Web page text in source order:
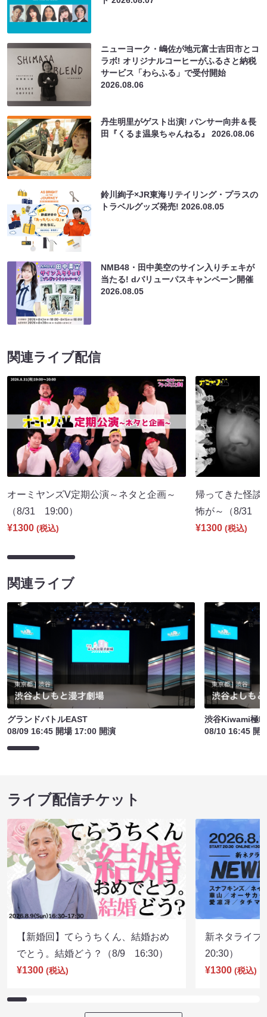
ニューヨーク・嶋佐が地元富士吉田市とコ
ラボ! オリジナルコーヒーがふるさと納税
サービス「わらふる」で受付開始
2026.08.06
丹生明里がゲスト出演! パンサー向井＆長
田『くるま温泉ちゃんねる』2026.08.06
鈴川絢子×JR東海リテイリング・プラスの
トラベルグッズ発売!2026.08.05
NMB48・田中美空のサイン入りチェキが
当たる! dバリューパスキャンペーン開催
2026.08.05
関連ライブ配信
オーミヤンズV定期公演～ネタと企画～
（8/31 19:00）
¥1300 (税込)
帰ってきた怪談
怖が～（8/31
¥1300 (税込)
関連ライブ
グランドバトルEAST
08/09 16:45 開場 17:00 開演
渋谷Kiwami極
08/10 16:45 開
ライブ配信チケット
【新婚回】てらうちくん、結婚おめ
でとう。結婚どう？（8/9 16:30）
¥1300 (税込)
新ネタライ
20:30）
¥1300 (税込)